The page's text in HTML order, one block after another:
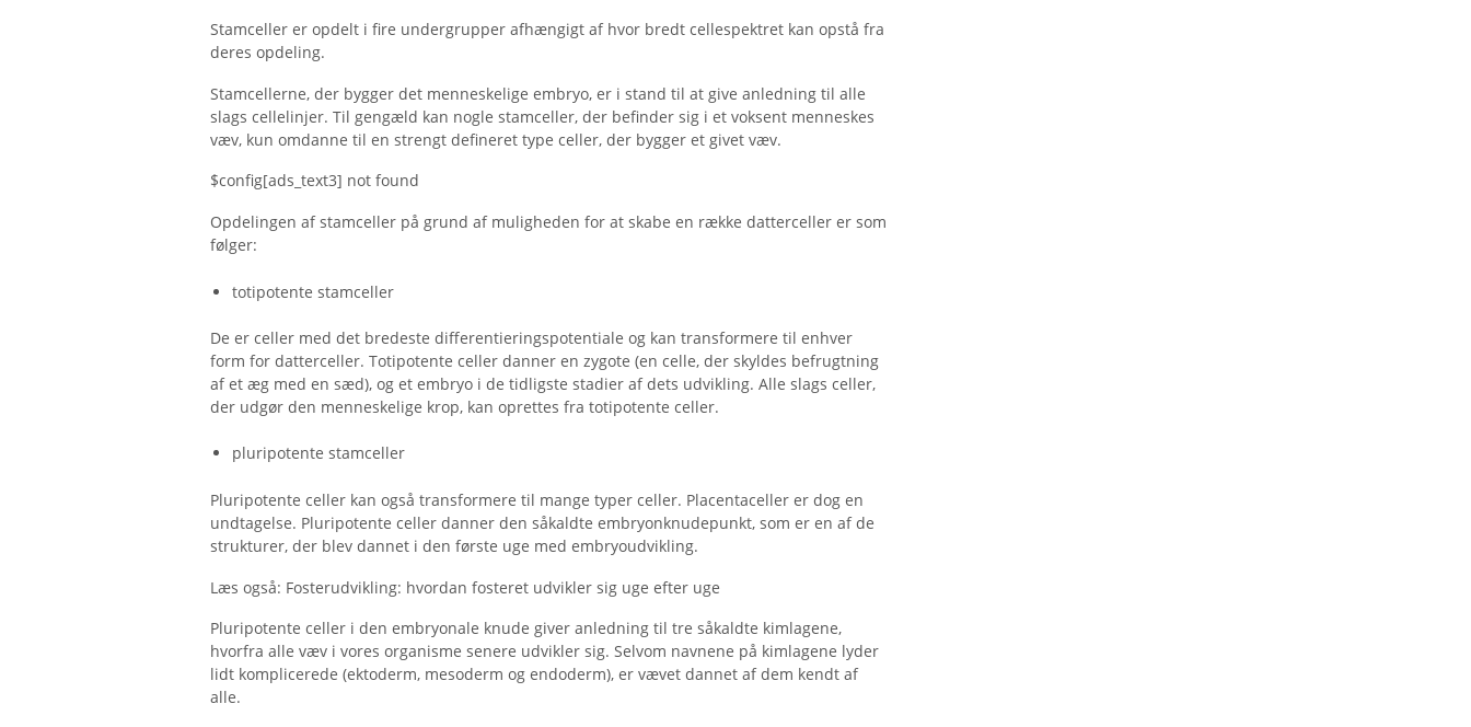
Stamceller er opdelt i fire undergrupper afhængigt af hvor bredt cellespektret kan opstå fra
deres opdeling.
Stamcellerne, der bygger det menneskelige embryo, er i stand til at give anledning til alle
slags cellelinjer. Til gengæld kan nogle stamceller, der befinder sig i et voksent menneskes
væv, kun omdanne til en strengt defineret type celler, der bygger et givet væv.
$config[ads_text3] not found
Opdelingen af ​​stamceller på grund af muligheden for at skabe en række datterceller er som
følger:
totipotente stamceller
De er celler med det bredeste differentieringspotentiale og kan transformere til enhver
form for datterceller. Totipotente celler danner en zygote (en celle, der skyldes befrugtning
af et æg med en sæd), og et embryo i de tidligste stadier af dets udvikling. Alle slags celler,
der udgør den menneskelige krop, kan oprettes fra totipotente celler.
pluripotente stamceller
Pluripotente celler kan også transformere til mange typer celler. Placentaceller er dog en
undtagelse. Pluripotente celler danner den såkaldte embryonknudepunkt, som er en af ​​de
strukturer, der blev dannet i den første uge med embryoudvikling.
Læs også: Fosterudvikling: hvordan fosteret udvikler sig uge efter uge
Pluripotente celler i den embryonale knude giver anledning til tre såkaldte kimlagene,
hvorfra alle væv i vores organisme senere udvikler sig. Selvom navnene på kimlagene lyder
lidt komplicerede (ektoderm, mesoderm og endoderm), er vævet dannet af dem kendt af
alle.